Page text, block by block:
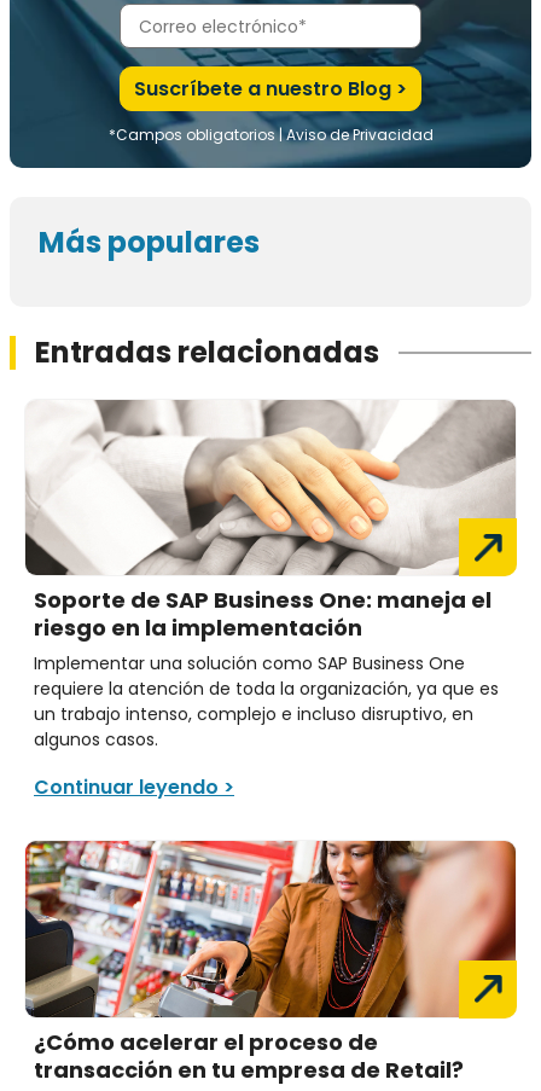
*Campos obligatorios |Aviso de Privacidad
Más populares
Entradas relacionadas
Soporte de SAP Business One: maneja el
riesgo en la implementación
Implementar una solución como SAP Business One
requiere la atención de toda la organización, ya que es
un trabajo intenso, complejo e incluso disruptivo, en
algunos casos.
Continuar leyendo >
¿Cómo acelerar el proceso de
transacción en tu empresa de Retail?